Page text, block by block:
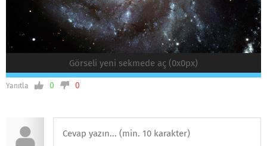
Görseli yeni sekmede aç (0x0px)
Yanıtla 0 0